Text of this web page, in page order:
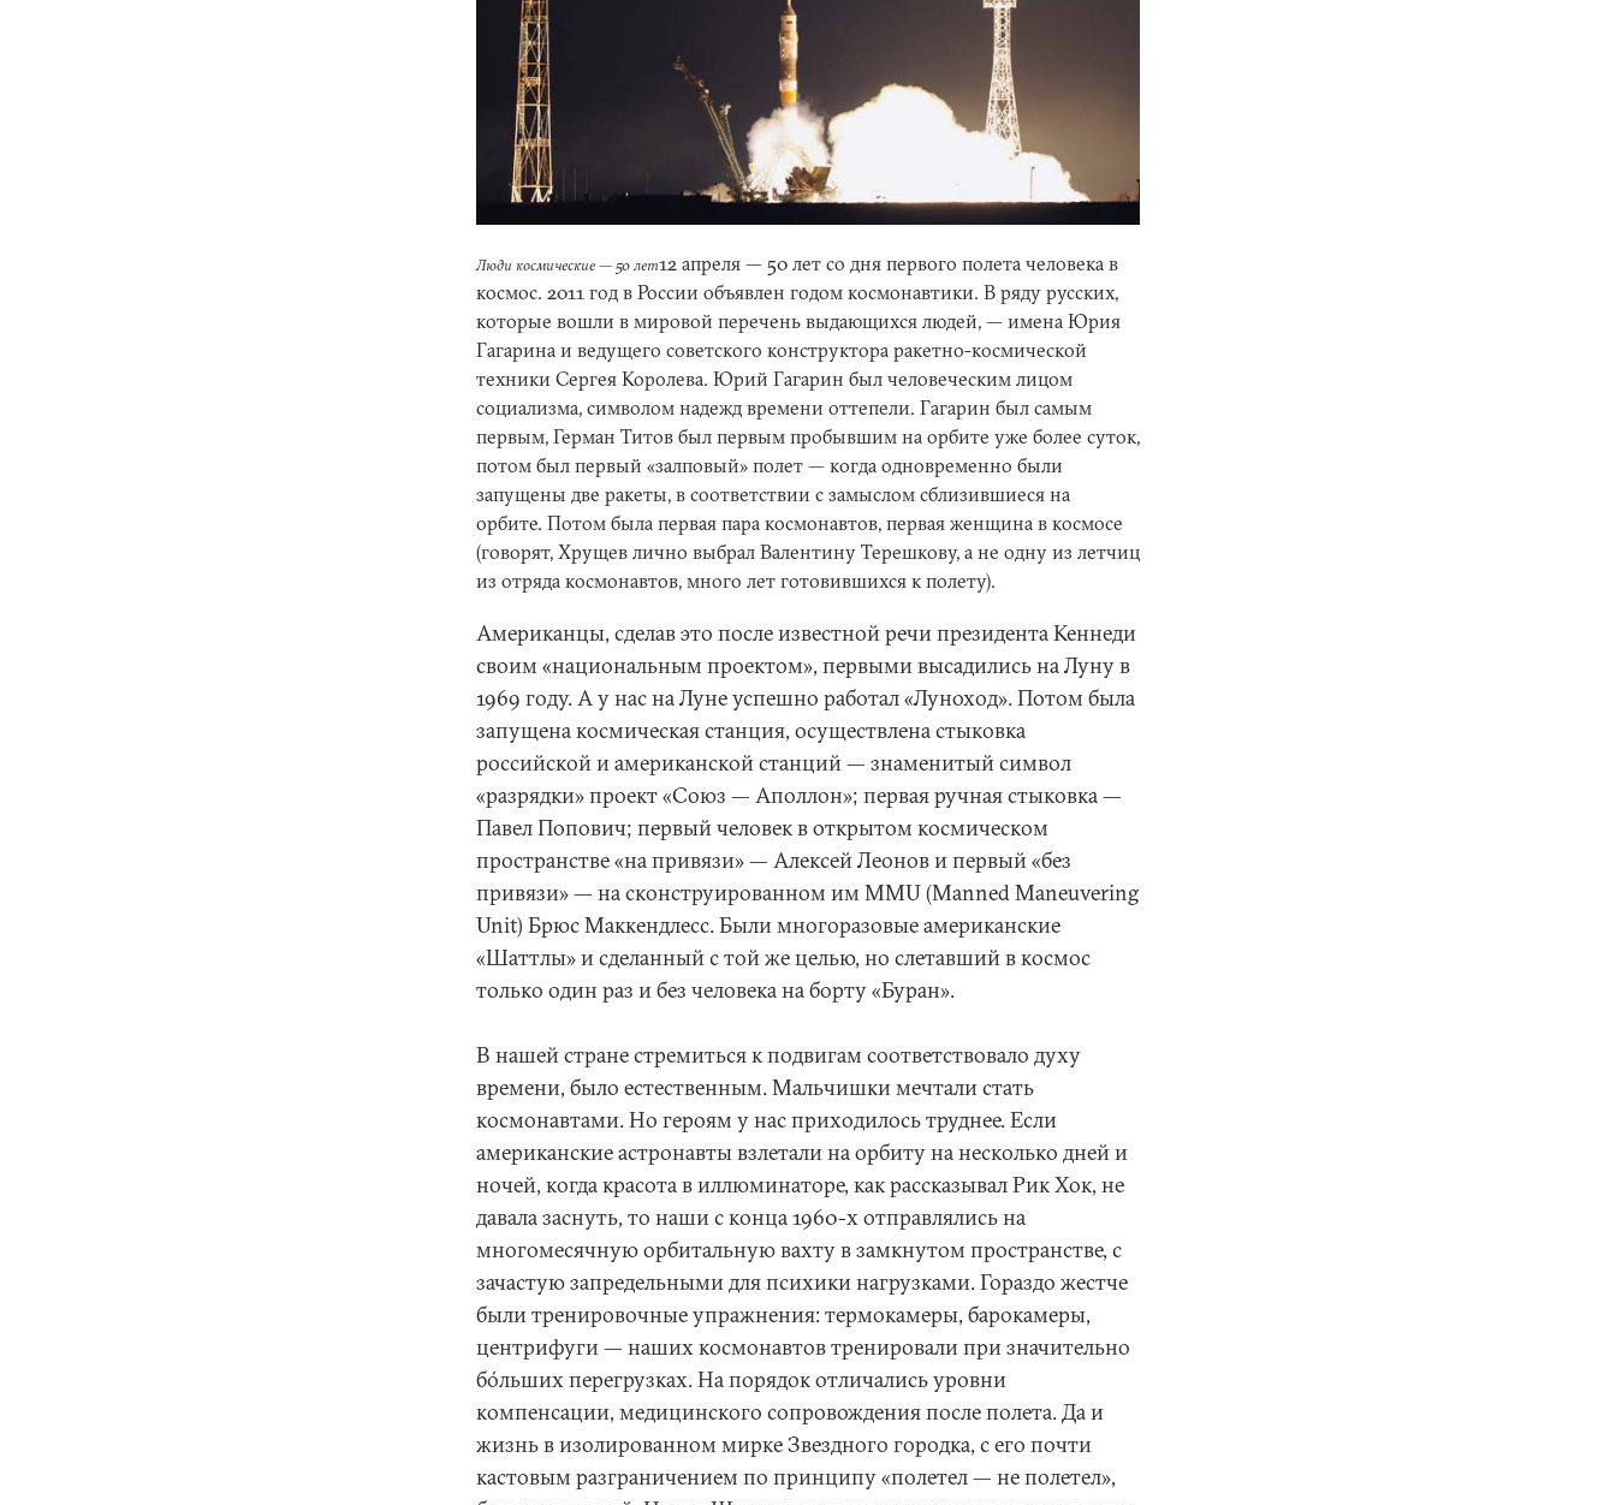
Люди космические — 50 лет12 апреля — 50 лет со дня первого полета человека в
космос. 2011 год в России объявлен годом космонавтики. В ряду русских,
которые вошли в мировой перечень выдающихся людей, — имена Юрия
Гагарина и ведущего советского конструктора ракетно-космической
техники Сергея Королева. Юрий Гагарин был человеческим лицом
социализма, символом надежд времени оттепели. Гагарин был самым
первым, Герман Титов был первым пробывшим на орбите уже более суток,
потом был первый «залповый» полет — когда одновременно были
запущены две ракеты, в соответствии с замыслом сблизившиеся на
орбите. Потом была первая пара космонавтов, первая женщина в космосе
(говорят, Хрущев лично выбрал Валентину Терешкову, а не одну из летчиц
из отряда космонавтов, много лет готовившихся к полету).
Американцы, сделав это после известной речи президента Кеннеди
своим «национальным проектом», первыми высадились на Луну в
1969 году. А у нас на Луне успешно работал «Луноход». Потом была
запущена космическая станция, осуществлена стыковка
российской и американской станций — знаменитый символ
«разрядки» проект «Союз — Аполлон»; первая ручная стыковка —
Павел Попович; первый человек в открытом космическом
пространстве «на привязи» — Алексей Леонов и первый «без
привязи» — на сконструированном им MMU (Manned Maneuvering
Unit) Брюс Маккендлесс. Были многоразовые американские
«Шаттлы» и сделанный с той же целью, но слетавший в космос
только один раз и без человека на борту «Буран».
В нашей стране стремиться к подвигам соответствовало духу
времени, было естественным. Мальчишки мечтали стать
космонавтами. Но героям у нас приходилось труднее. Если
американские астронавты взлетали на орбиту на несколько дней и
ночей, когда красота в иллюминаторе, как рассказывал Рик Хок, не
давала заснуть, то наши с конца 1960-х отправлялись на
многомесячную орбитальную вахту в замкнутом пространстве, с
зачастую запредельными для психики нагрузками. Гораздо жестче
были тренировочные упражнения: термокамеры, барокамеры,
центрифуги — наших космонавтов тренировали при значительно
бóльших перегрузках. На порядок отличались уровни
компенсации, медицинского сопровождения после полета. Да и
жизнь в изолированном мирке Звездного городка, с его почти
кастовым разграничением по принципу «полетел — не полетел»,